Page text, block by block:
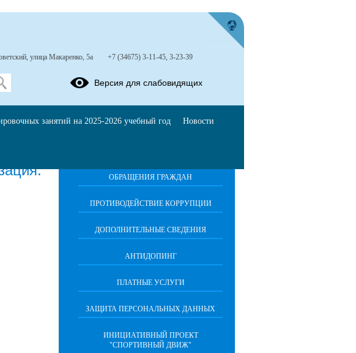
ОБРАЩЕНИЯ ГРАЖДАН
ПРОТИВОДЕЙСТВИЕ КОРРУПЦИИ
ДОПОЛНИТЕЛЬНЫЕ СВЕДЕНИЯ
АНТИДОПИНГ
ПЛАТНЫЕ УСЛУГИ
ЗАЩИТА ПЕРСОНАЛЬНЫХ ДАННЫХ
ИНИЦИАТИВНЫЙ ПРОЕКТ
"СПОРТИВНЫЙ ДВИЖ"
улица Макаренко, 5а +7 (34675) 3-11-45, 3-23-39
Версия для слабовидящих
занятий на 2025-2026 учебный год Новости